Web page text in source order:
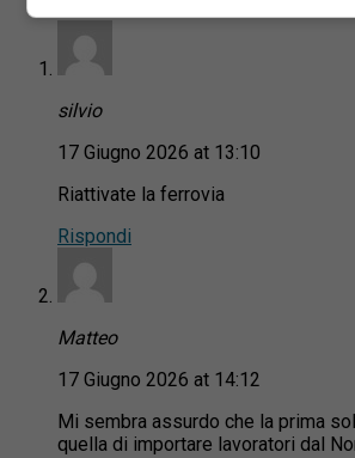
silvio
17 Giugno 2026 at 13:10
Riattivate la ferrovia
Rispondi
Matteo
17 Giugno 2026 at 14:12
Mi sembra assurdo che la prima
quella di importare lavoratori dal